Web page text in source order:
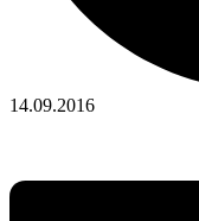
14.09.2016